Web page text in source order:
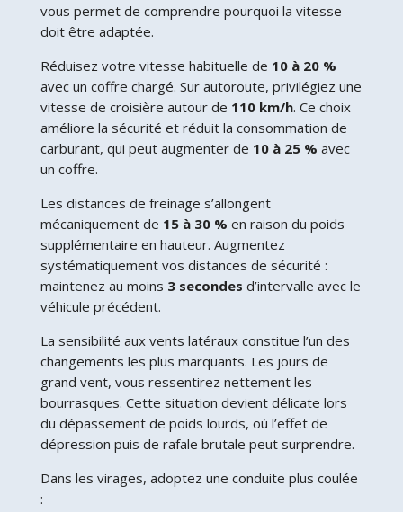
vous permet de comprendre pourquoi la vitesse
doit être adaptée.
Réduisez votre vitesse habituelle de 10 à 20 %
avec un coffre chargé. Sur autoroute, privilégiez une
vitesse de croisière autour de 110 km/h. Ce choix
améliore la sécurité et réduit la consommation de
carburant, qui peut augmenter de 10 à 25 % avec
un coffre.
Les distances de freinage s’allongent
mécaniquement de 15 à 30 % en raison du poids
supplémentaire en hauteur. Augmentez
systématiquement vos distances de sécurité :
maintenez au moins 3 secondes d’intervalle avec le
véhicule précédent.
La sensibilité aux vents latéraux constitue l’un des
changements les plus marquants. Les jours de
grand vent, vous ressentirez nettement les
bourrasques. Cette situation devient délicate lors
du dépassement de poids lourds, où l’effet de
dépression puis de rafale brutale peut surprendre.
Dans les virages, adoptez une conduite plus coulée
: